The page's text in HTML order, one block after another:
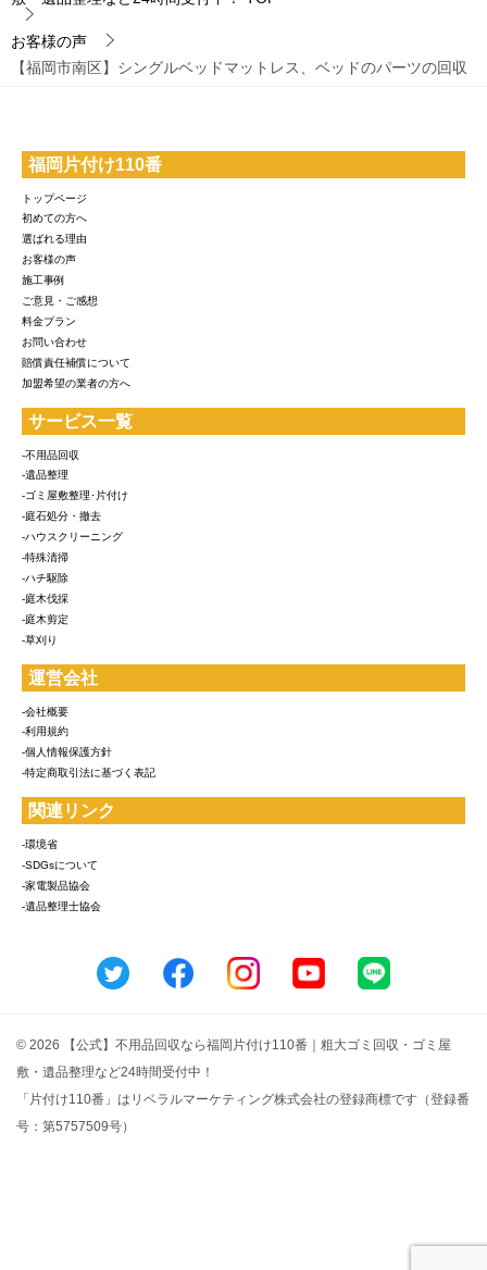
お客様の声
【福岡市南区】シングルベッドマットレス、ベッドのパーツの回収
福岡片付け110番
トップページ
初めての方へ
選ばれる理由
お客様の声
施工事例
ご意見・ご感想
料金プラン
お問い合わせ
賠償責任補償について
加盟希望の業者の方へ
サービス一覧
-不用品回収
-遺品整理
-ゴミ屋敷整理･片付け
-庭石処分・撤去
-ハウスクリーニング
-特殊清掃
-ハチ駆除
-庭木伐採
-庭木剪定
-草刈り
運営会社
-会社概要
-利用規約
-個人情報保護方針
-特定商取引法に基づく表記
関連リンク
-環境省
-SDGsについて
-家電製品協会
-遺品整理士協会
© 2026 【公式】不用品回収なら福岡片付け110番｜粗大ゴミ回収・ゴミ屋
敷・遺品整理など24時間受付中！
「片付け110番」はリベラルマーケティング株式会社の登録商標です（登録番
号：第5757509号）